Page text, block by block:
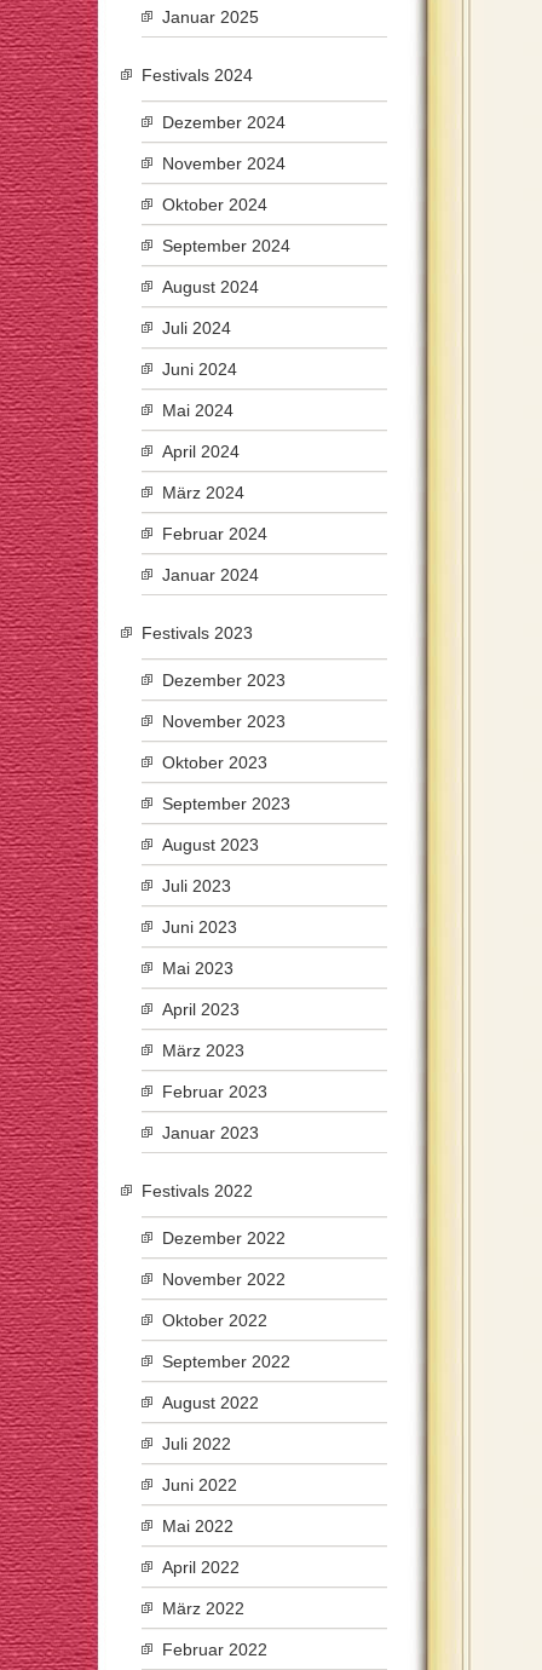
Januar 2025
Festivals 2024
Dezember 2024
November 2024
Oktober 2024
September 2024
August 2024
Juli 2024
Juni 2024
Mai 2024
April 2024
März 2024
Februar 2024
Januar 2024
Festivals 2023
Dezember 2023
November 2023
Oktober 2023
September 2023
August 2023
Juli 2023
Juni 2023
Mai 2023
April 2023
März 2023
Februar 2023
Januar 2023
Festivals 2022
Dezember 2022
November 2022
Oktober 2022
September 2022
August 2022
Juli 2022
Juni 2022
Mai 2022
April 2022
März 2022
Februar 2022